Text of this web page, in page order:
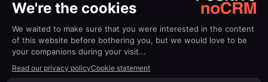
marketing e automazione via SMS, ma le imprese
e l'ampia suite di funzionalità superflua.
Prezzi